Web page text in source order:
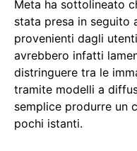
Meta ha sottolineato
stata presa in seguito
provenienti dagli
avrebbero infatti
distringuere tra le
tramite modelli a
semplice produrre un
pochi istanti.